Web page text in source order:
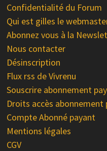
Confidentialité du Forum
Qui est gilles le
Abonnez vous à la
Nous contacter
Désinscription
Flux rss de Vivrenu
Souscrire abonnement
Droits accès abonnement
Compte Abonné payant
Mentions légales
CGV